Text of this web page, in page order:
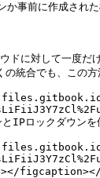
事前に作成さ
ドに対して一度
統合でも、この方
とIPロックダウ
p></